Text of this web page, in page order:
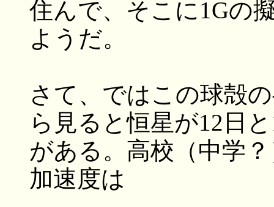
住んで、そこに1Gの
ようだ。
さて、ではこの球殻
ら見ると恒星が12日
がある。高校（中学
加速度は